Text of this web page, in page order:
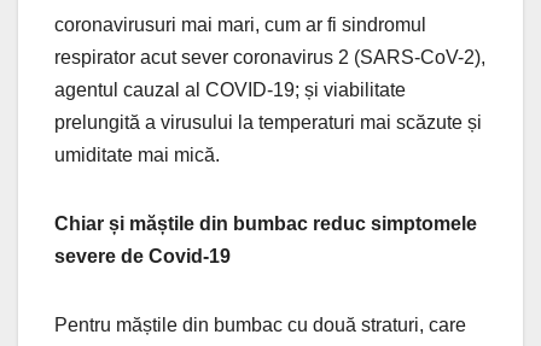
coronavirusuri mai mari, cum ar fi sindromul
respirator acut sever coronavirus 2 (SARS-CoV-2),
agentul cauzal al COVID-19; și viabilitate
prelungită a virusului la temperaturi mai scăzute și
umiditate mai mică.
Chiar și măștile din bumbac reduc simptomele
severe de Covid-19
Pentru măștile din bumbac cu două straturi, care